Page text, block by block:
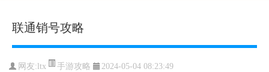
联通销号攻略
网友: ltx 手游攻略 2024-05-04 08:23:49